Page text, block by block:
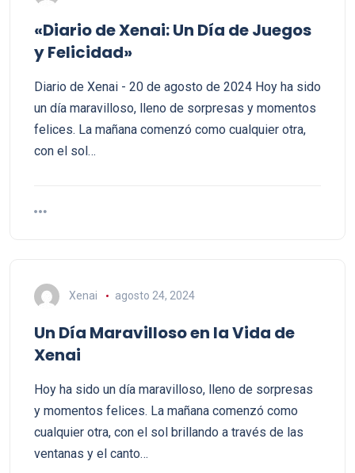
«Diario de Xenai: Un Día de Juegos
y Felicidad»
Diario de Xenai - 20 de agosto de 2024 Hoy ha sido
un día maravilloso, lleno de sorpresas y momentos
felices. La mañana comenzó como cualquier otra,
con el sol…
Xenai agosto 24, 2024
Un Día Maravilloso en la Vida de
Xenai
Hoy ha sido un día maravilloso, lleno de sorpresas
y momentos felices. La mañana comenzó como
cualquier otra, con el sol brillando a través de las
ventanas y el canto…